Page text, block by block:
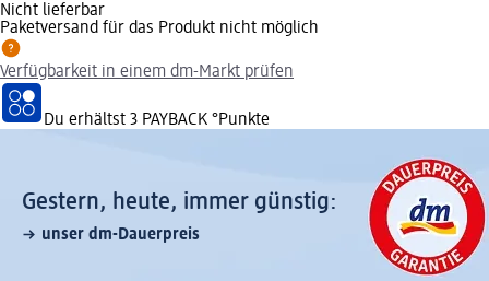
Nicht lieferbar
Paketversand für das Produkt nicht möglich
Verfügbarkeit in einem dm-Markt prüfen
Du erhältst 3 PAYBACK °Punkte
Gestern, heute, immer günstig:
unser dm-Dauerpreis